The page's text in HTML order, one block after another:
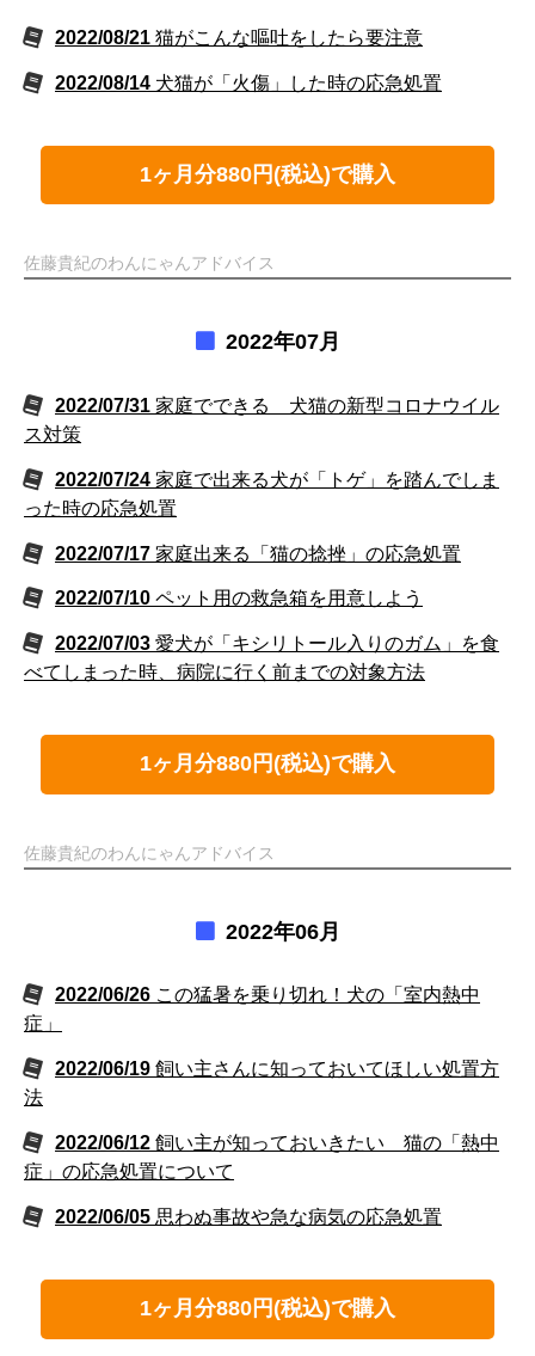
2022/08/21 猫がこんな嘔吐をしたら要注意
2022/08/14 犬猫が「火傷」した時の応急処置
1ヶ月分880円(税込)で購入
佐藤貴紀のわんにゃんアドバイス
2022年07月
2022/07/31 家庭でできる 犬猫の新型コロナウイル
ス対策
2022/07/24 家庭で出来る犬が「トゲ」を踏んでしま
った時の応急処置
2022/07/17 家庭出来る「猫の捻挫」の応急処置
2022/07/10 ペット用の救急箱を用意しよう
2022/07/03 愛犬が「キシリトール入りのガム」を食
べてしまった時、病院に行く前までの対象方法
1ヶ月分880円(税込)で購入
佐藤貴紀のわんにゃんアドバイス
2022年06月
2022/06/26 この猛暑を乗り切れ！犬の「室内熱中
症」
2022/06/19 飼い主さんに知っておいてほしい処置方
法
2022/06/12 飼い主が知っておいきたい 猫の「熱中
症」の応急処置について
2022/06/05 思わぬ事故や急な病気の応急処置
1ヶ月分880円(税込)で購入